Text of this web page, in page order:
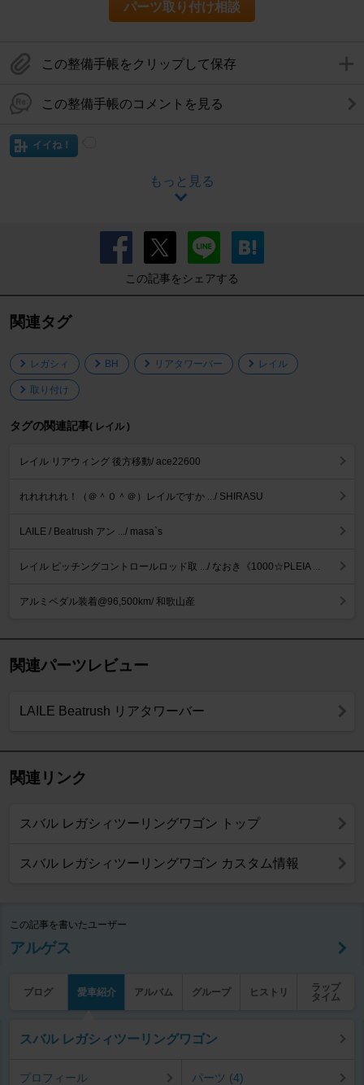
パーツ取り付け相談
この整備手帳をクリップして保存
この整備手帳のコメントを見る
イイね！
もっと見る
この記事をシェアする
関連タグ
レガシィ BH リアタワーバー レイル
取り付け
タグの関連記事( レイル )
レイル リアウィング 後方移動/ ace22600
れれれれれ！（＠＾０＾＠）レイルですか .../ SHIRASU
LAILE / Beatrush アン .../ masa`s
レイル ピッチングコントロールロッド取 .../ なおき《1000☆PLEIA ...
アルミペダル装着@96,500km/ 和歌山産
関連パーツレビュー
LAILE Beatrush リアタワーバー
関連リンク
スバル レガシィツーリングワゴン トップ
スバル レガシィツーリングワゴン カスタム情報
この記事を書いたユーザー
アルゲス
ブログ 愛車紹介 アルバム グループ ヒストリ
ラップ
タイム
スバル レガシィツーリングワゴン
プロフィール パーツ (4)